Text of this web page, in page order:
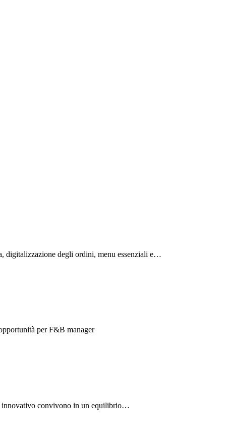
digitalizzazione degli ordini, menu essenziali e…
per F&B manager
innovativo convivono in un equilibrio…